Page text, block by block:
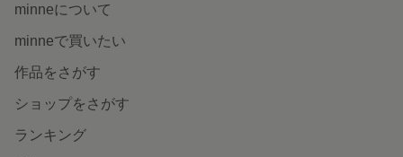
minneについて
minneで買いたい
作品をさがす
ショップをさがす
ランキング